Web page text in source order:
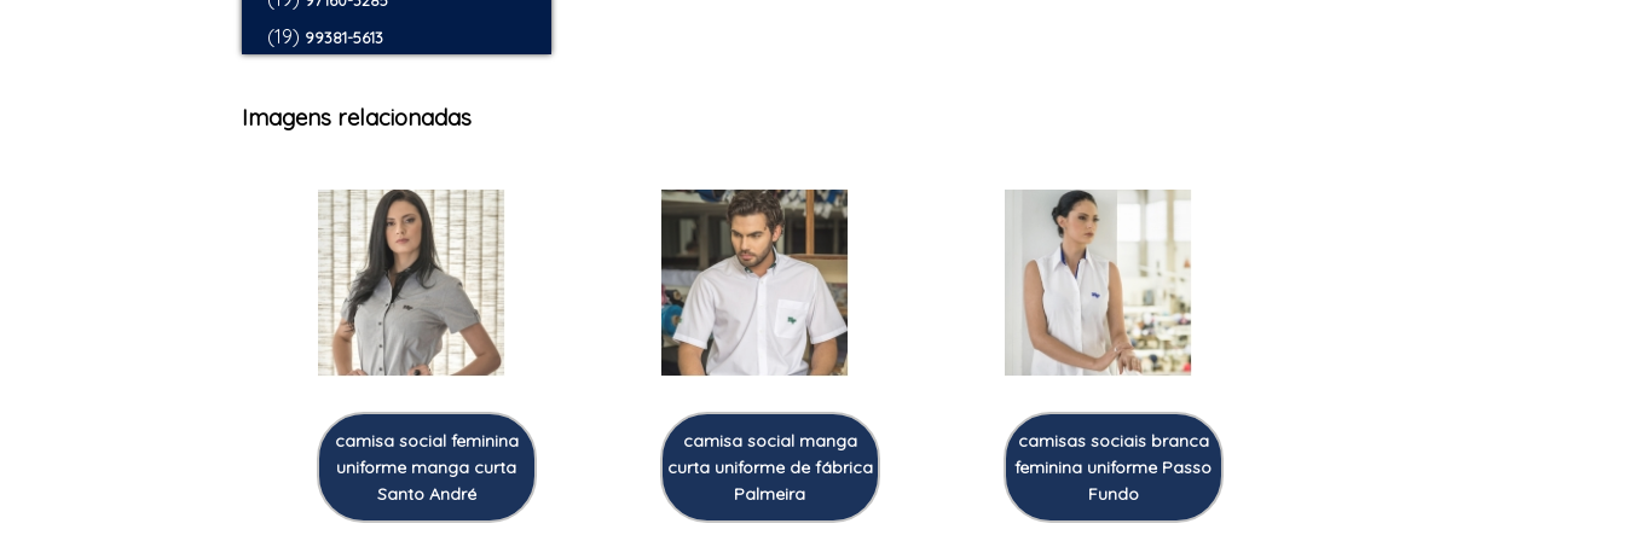
(19) 99381-5613
Imagens relacionadas
camisa social feminina
uniforme manga curta
Santo André
camisa social manga
curta uniforme de fábrica
Palmeira
camisas sociais branca
feminina uniforme Passo
Fundo